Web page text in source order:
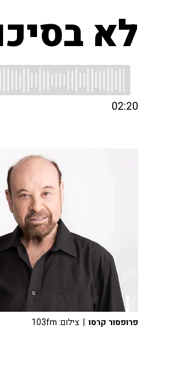
לא
02:20
פרופסור קרסו | צילום: 103fm